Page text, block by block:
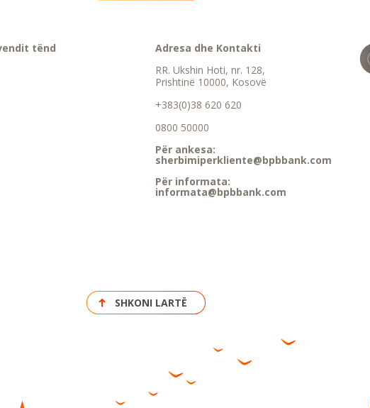
tënd
Adresa dhe Kontakti
RR. Ukshin Hoti, nr. 128,
Prishtinë 10000, Kosovë
+383(0)38 620 620
0800 50000
Për ankesa:
sherbimiperkliente@bpbbank.com
Për informata:
informata@bpbbank.com
SHKONI LARTË